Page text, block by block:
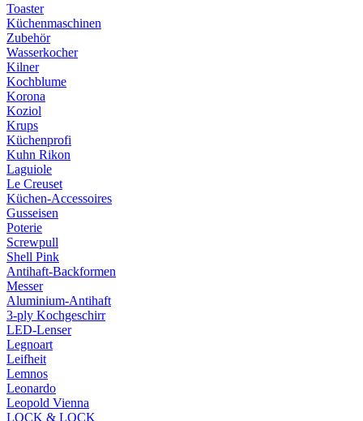
Toaster
Küchenmaschinen
Zubehör
Wasserkocher
Kilner
Kochblume
Korona
Koziol
Krups
Küchenprofi
Kuhn Rikon
Laguiole
Le Creuset
Küchen-Accessoires
Gusseisen
Poterie
Screwpull
Shell Pink
Antihaft-Backformen
Messer
Aluminium-Antihaft
3-ply Kochgeschirr
LED-Lenser
Legnoart
Leifheit
Lemnos
Leonardo
Leopold Vienna
LOCK & LOCK